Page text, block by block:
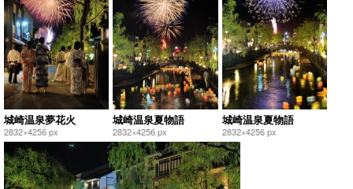
城崎温泉夢花火
2832×4256 px
城崎温泉夏物語
2832×4256 px
城崎温泉夏物語
2832×4256 px